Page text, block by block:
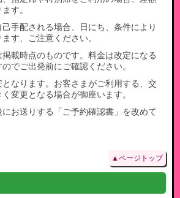
す。
手配される場合、日にち、条件により
す、ご注意ください。
掲載時点のものです。料金は改定になる
でご出発前にご確認ください。
なります。お客さまがご利用する、交
変更となる場合が御座います。
お送りする「ご予約確認書」を改めて
▲ページトップ